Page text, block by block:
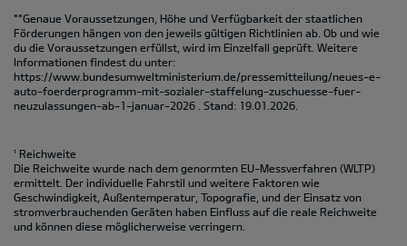
**Genaue Voraussetzungen, Höhe und Verfügbarkeit der staatlichen
Förderungen hängen von den jeweils gültigen Richtlinien ab. Ob und wie
du die Voraussetzungen erfüllst, wird im Einzelfall geprüft. Weitere
Informationen findest du unter:
https://www.bundesumweltministerium.de/pressemitteilung/neues-e-
auto-foerderprogramm-mit-sozialer-staffelung-zuschuesse-fuer-
neuzulassungen-ab-1-januar-2026 . Stand: 19.01.2026.
¹ Reichweite
Die Reichweite wurde nach dem genormten EU-Messverfahren (WLTP)
ermittelt. Der individuelle Fahrstil und weitere Faktoren wie
Geschwindigkeit, Außentemperatur, Topografie‚ und der Einsatz von
stromverbrauchenden Geräten haben Einfluss auf die reale Reichweite
und können diese möglicherweise verringern.